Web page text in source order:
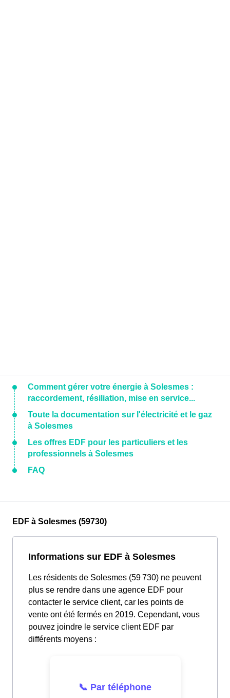
Comment gérer votre énergie à Solesmes :
raccordement, résiliation, mise en service...
Toute la documentation sur l'électricité et le gaz
à Solesmes
Les offres EDF pour les particuliers et les
professionnels à Solesmes
FAQ
EDF à Solesmes (59730)
Informations sur EDF à Solesmes
Les résidents de Solesmes (59 730) ne peuvent
plus se rendre dans une agence EDF pour
contacter le service client, car les points de
vente ont été fermés en 2019. Cependant, vous
pouvez joindre le service client EDF par
différents moyens :
📞 Par téléphone